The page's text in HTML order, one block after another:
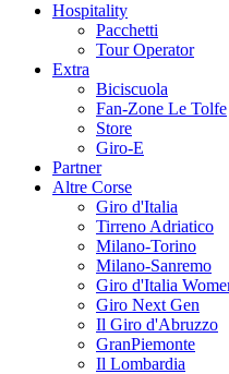
Hospitality
Pacchetti
Tour Operator
Extra
Biciscuola
Fan-Zone Le Tolfe
Store
Giro-E
Partner
Altre Corse
Giro d'Italia
Tirreno Adriatico
Milano-Torino
Milano-Sanremo
Giro d'Italia
Giro Next Gen
Il Giro d'Abruzzo
GranPiemonte
Il Lombardia